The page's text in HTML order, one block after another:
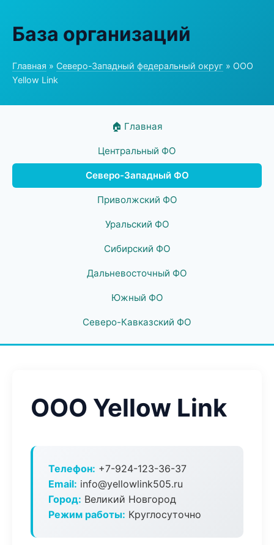
База организаций
Главная » Северо-Западный федеральный округ » ООО
Yellow Link
🏠 Главная
Центральный ФО
Северо-Западный ФО
Приволжский ФО
Уральский ФО
Сибирский ФО
Дальневосточный ФО
Южный ФО
Северо-Кавказский ФО
ООО Yellow Link
Телефон: +7-924-123-36-37
Email: info@yellowlink505.ru
Город: Великий Новгород
Режим работы: Круглосуточно